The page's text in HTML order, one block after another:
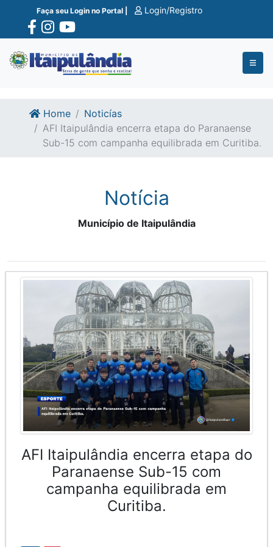
Ir para o conte�do
Ir para o fim do conte�do
Faça seu Login no Portal | Login/Registro
Home
Noticías
AFI Itaipulândia encerra etapa do Paranaense
Sub-15 com campanha equilibrada em Curitiba.
Notícia
Município de Itaipulândia
AFI Itaipulândia encerra etapa do
Paranaense Sub-15 com
campanha equilibrada em
Curitiba.